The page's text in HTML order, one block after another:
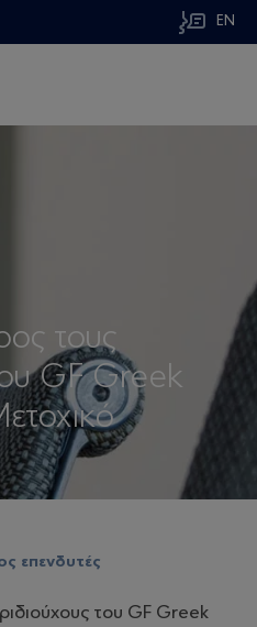
EN
τους
GF Greek
επενδυτές
του GF Greek